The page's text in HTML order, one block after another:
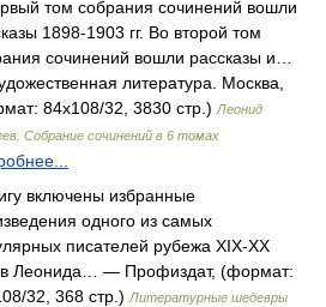
том собрания сочинений вошли
1898-1903 гг. Во второй том
сочинений вошли рассказы и…
литература. Москва,
84x108/32, 3830 стр.) Леонид
Собрание сочинений в 6 томах
включены избранные
одного из самых
писателей рубежа XIX-XX
Леонида… — Профиздат, (формат:
32, 368 стр.) Литературные шедевры